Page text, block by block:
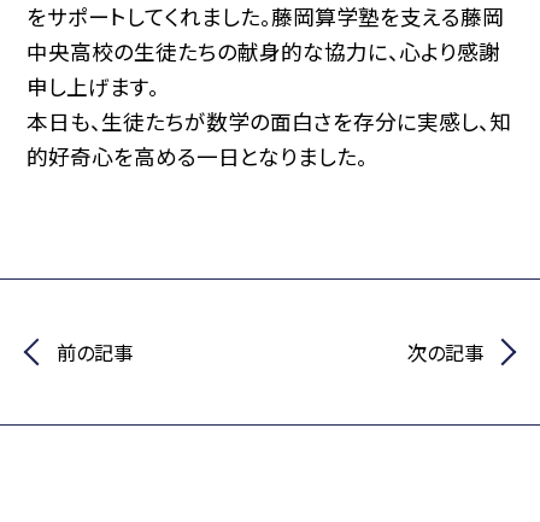
をサポートしてくれました。藤岡算学塾を支える藤岡
中央高校の生徒たちの献身的な協力に、心より感謝
申し上げます。
本日も、生徒たちが数学の面白さを存分に実感し、知
的好奇心を高める一日となりました。
前の記事 次の記事